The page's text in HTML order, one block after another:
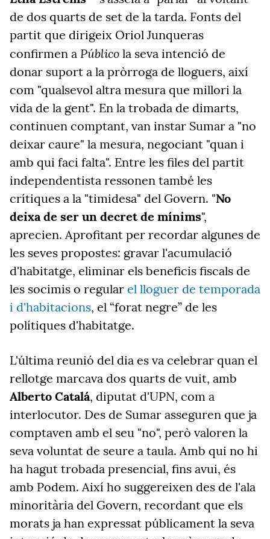
de dos quarts de set de la tarda. Fonts del
partit que dirigeix Oriol Junqueras
confirmen a Público la seva intenció de
donar suport a la pròrroga de lloguers, així
com "qualsevol altra mesura que millori la
vida de la gent". En la trobada de dimarts,
continuen comptant, van instar Sumar a "no
deixar caure" la mesura, negociant "quan i
amb qui faci falta". Entre les files del partit
independentista ressonen també les
crítiques a la "timidesa" del Govern. "No
deixa de ser un decret de mínims",
aprecien. Aprofitant per recordar algunes de
les seves propostes: gravar l'acumulació
d'habitatge, eliminar els beneficis fiscals de
les socimis o regular el lloguer de temporada
i d'habitacions, el “forat negre” de les
polítiques d'habitatge.
L'última reunió del dia es va celebrar quan el
rellotge marcava dos quarts de vuit, amb
Alberto Catalá, diputat d'UPN, com a
interlocutor. Des de Sumar asseguren que ja
comptaven amb el seu "no", però valoren la
seva voluntat de seure a taula. Amb qui no hi
ha hagut trobada presencial, fins avui, és
amb Podem. Així ho suggereixen des de l'ala
minoritària del Govern, recordant que els
morats ja han expressat públicament la seva